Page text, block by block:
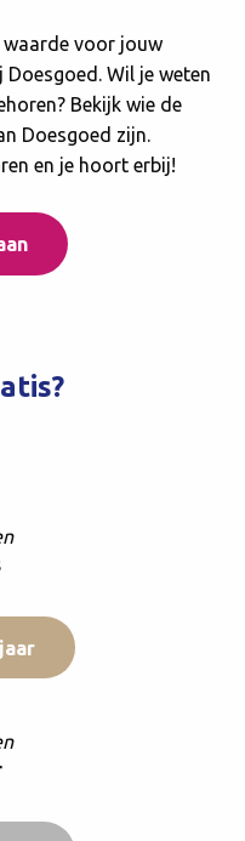
waarde voor jouw
Wil je weten
Bekijk wie de
Doesgoed zijn.
en je hoort erbij!